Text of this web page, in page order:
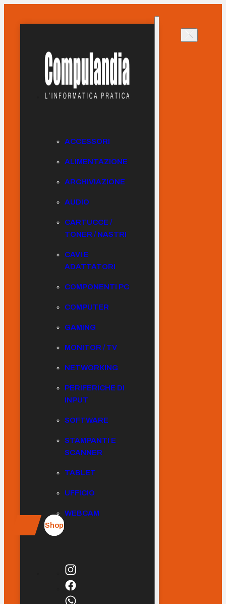
ACCESSORI
ALIMENTAZIONE
ARCHIVIAZIONE
AUDIO
CARTUCCE /
TONER / NASTRI
CAVI E
ADATTATORI
COMPONENTI PC
COMPUTER
GAMING
MONITOR / TV
NETWORKING
PERIFERICHE DI
INPUT
SOFTWARE
STAMPANTI E
SCANNER
TABLET
UFFICIO
WEBCAM
Shop